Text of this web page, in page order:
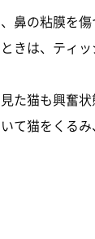
鼻の粘膜を
きは、ティ
た猫も興奮
て猫をくる